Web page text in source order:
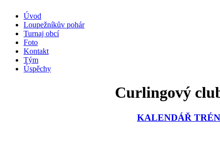
Úvod
Loupežníkův pohár
Turnaj obcí
Foto
Kontakt
Tým
Úspěchy
Curlingový
KALENDÁŘ